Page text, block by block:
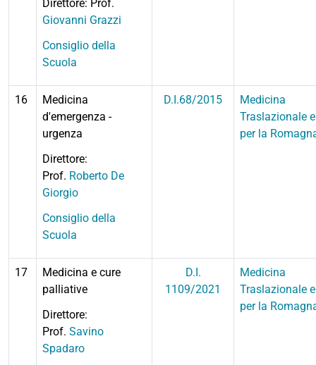
Direttore: Prof.
Giovanni Grazzi
Consiglio della
Scuola
16
Medicina
d'emergenza -
urgenza
Direttore:
Prof. Roberto De
Giorgio
Consiglio della
Scuola
D.I.68/2015
Medicina
Traslazionale e
per la
17
Medicina e cure
palliative
Direttore:
Prof. Savino
Spadaro
D.I.
1109/2021
Medicina
Traslazionale e
per la